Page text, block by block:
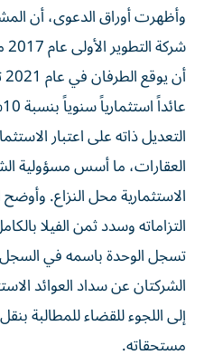
وأظهرت أوراق الدعوى، أن
التعديل ذاته على اعتبار
العقارات، ما أسس مسؤولية
الاستثمارية محل النزاع.
التزاماته وسدد ثمن الفيلا
تسجل الوحدة باسمه في السجل
الشركتان عن سداد العوائد
إلى اللجوء للقضاء للمطالبة
مستحقاته.